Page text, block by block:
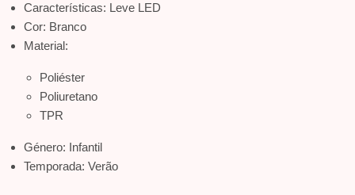
Características: Leve LED
Cor: Branco
Material:
Poliéster
Poliuretano
TPR
Género: Infantil
Temporada: Verão